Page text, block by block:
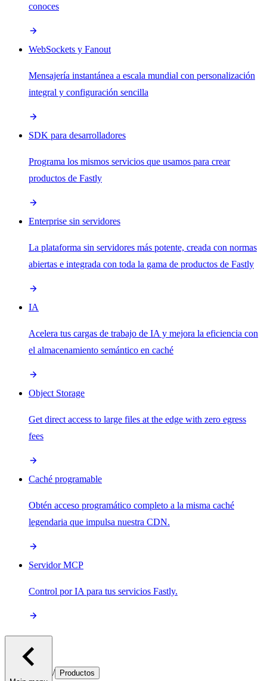
conoces
WebSockets y Fanout
Mensajería instantánea a escala mundial con personalización
integral y configuración sencilla
SDK para desarrolladores
Programa los mismos servicios que usamos para crear
productos de Fastly
Enterprise sin servidores
La plataforma sin servidores más potente, creada con normas
abiertas e integrada con toda la gama de productos de Fastly
IA
Acelera tus cargas de trabajo de IA y mejora la eficiencia con
el almacenamiento semántico en caché
Object Storage
Get direct access to large files at the edge with zero egress
fees
Caché programable
Obtén acceso programático completo a la misma caché
legendaria que impulsa nuestra CDN.
Servidor MCP
Control por IA para tus servicios Fastly.
/ Productos